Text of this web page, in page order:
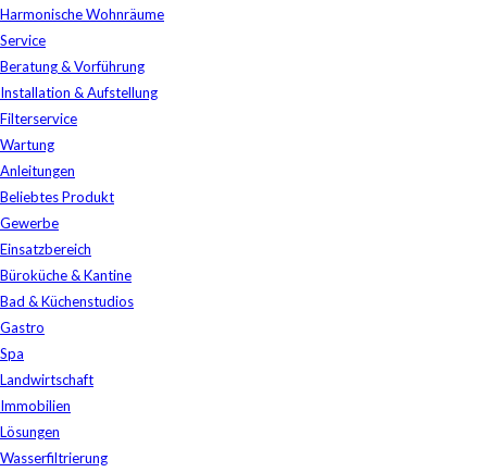
Harmonische Wohnräume
Service
Beratung & Vorführung
Installation & Aufstellung
Filterservice
Wartung
Anleitungen
Beliebtes Produkt
Gewerbe
Einsatzbereich
Büroküche & Kantine
Bad & Küchenstudios
Gastro
Spa
Landwirtschaft
Immobilien
Lösungen
Wasserfiltrierung